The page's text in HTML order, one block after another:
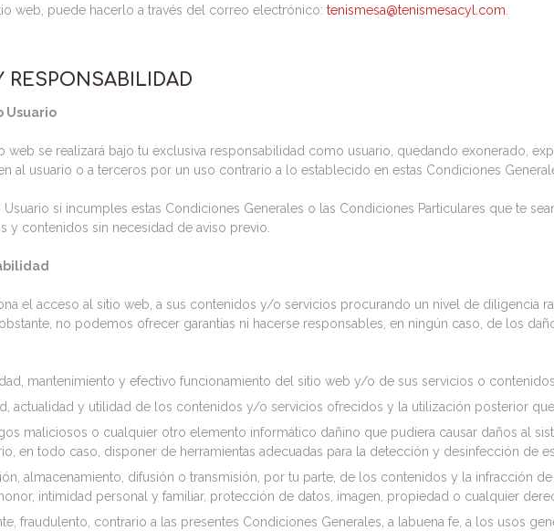
web, puede hacerlo a través del correo electrónico: tenismesa@tenismesacyl.com
RESPONSABILIDAD
Usuario
web se realizará bajo tu exclusiva responsabilidad como usuario, quedando exonerado,
al usuario o a terceros por un uso contrario a lo establecido en estas Condiciones
si incumples estas Condiciones Generales o las Condiciones Particulares que te
y contenidos sin necesidad de aviso previo.
el acceso al sitio web, a sus contenidos y/o servicios procurando un nivel de diligencia
no podemos ofrecer garantías ni hacerse responsables, en ningún caso, de los
mantenimiento y efectivo funcionamiento del sitio web y/o de sus servicios o contenidos.
actualidad y utilidad de los contenidos y/o servicios ofrecidos y la utilización posterior
maliciosos o cualquier otro elemento informático dañino que pudiera causar daños al
en todo caso, disponer de herramientas adecuadas para la detección y desinfección de
almacenamiento, difusión o transmisión, por tu parte, de los contenidos y la infracción
intimidad personal y familiar, protección de datos, imagen, propiedad o cualquier
fraudulento, contrario a las presentes Condiciones Generales, a labuena fe, a los usos